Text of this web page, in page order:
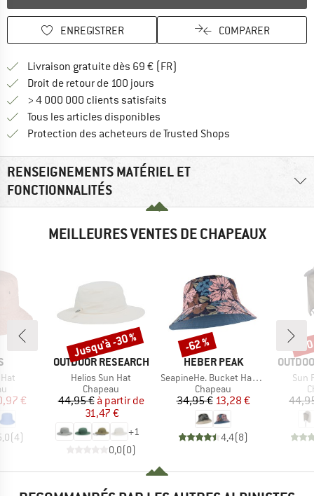
ENREGISTRER COMPARER
Livraison gratuite dès 69 € (FR)
Droit de retour de 100 jours
> 4 000 000 clients satisfaits
Tous les articles disponibles
Protection des acheteurs de Trusted Shops
RENSEIGNEMENTS MATÉRIEL ET
FONCTIONNALITÉS
MEILLEURES VENTES DE CHAPEAUX
réduit
€
(4)
MARQUE
OUTDOOR RESEARCH
Article
Helios Sun Hat
Product group
Chapeau
Prix
44,95 € Prix réduit
à partir de
31,47 €
+1
0,0(0)
Remise
Jusqu'à -30 %
MARQUE
HEBER PEAK
Article
SeapineHe. Bucket Hat Reversible
Product group
Chapeau
Prix
34,95 €Prix réduit
13,28 €
4,4(8)
Remise
-62 %
Sun
-